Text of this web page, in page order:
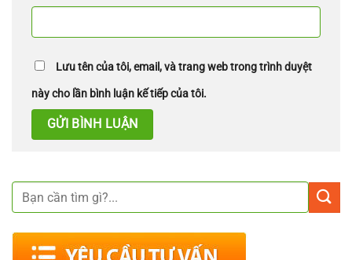
Lưu tên của tôi, email, và trang web trong trình duyệt
này cho lần bình luận kế tiếp của tôi.